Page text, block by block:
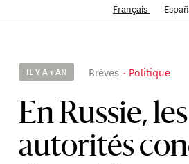
Français
IL Y A 1 AN Brèves Politique
En Russie, les
autorités